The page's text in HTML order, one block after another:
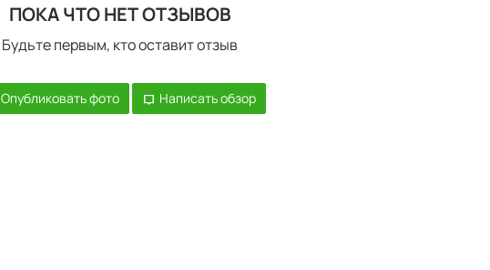
ПОКА ЧТО НЕТ ОТЗЫВОВ
Будьте первым, кто оставит отзыв
Опубликовать фото Написать обзор